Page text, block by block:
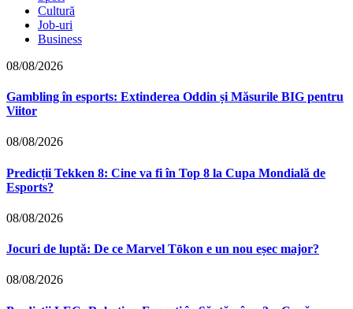
Cultură
Job-uri
Business
08/08/2026
Gambling în esports: Extinderea Oddin și Măsurile BIG pentru
Viitor
08/08/2026
Predicții Tekken 8: Cine va fi în Top 8 la Cupa Mondială de
Esports?
08/08/2026
Jocuri de luptă: De ce Marvel Tōkon e un nou eșec major?
08/08/2026